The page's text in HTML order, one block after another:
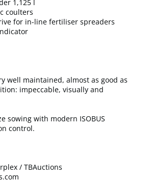
1,125 l
coulters
for in-line fertiliser spreaders
well maintained, almost as good as
impeccable, visually and
sowing with modern ISOBUS
control.
/ TBAuctions